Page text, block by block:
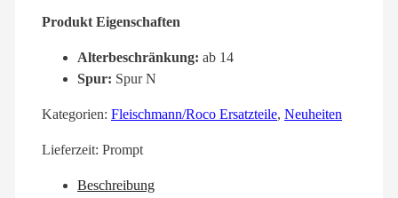
Produkt Eigenschaften
Alterbeschränkung: ab 14
Spur: Spur N
Kategorien: Fleischmann/Roco Ersatzteile, Neuheiten
Lieferzeit: Prompt
Beschreibung